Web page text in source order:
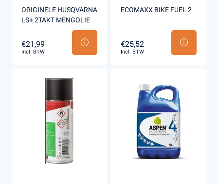
ORIGINELE HUSQVARNA
LS+ 2TAKT MENGOLIE
€21,99
Incl. BTW
ECOMAXX BIKE FUEL 2
€25,52
Incl. BTW